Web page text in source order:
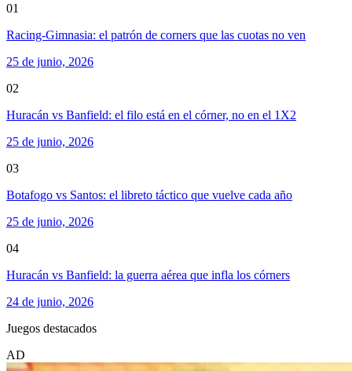
01
Racing-Gimnasia: el patrón de corners que las cuotas no ven
25 de junio, 2026
02
Huracán vs Banfield: el filo está en el córner, no en el 1X2
25 de junio, 2026
03
Botafogo vs Santos: el libreto táctico que vuelve cada año
25 de junio, 2026
04
Huracán vs Banfield: la guerra aérea que infla los córners
24 de junio, 2026
Juegos destacados
AD